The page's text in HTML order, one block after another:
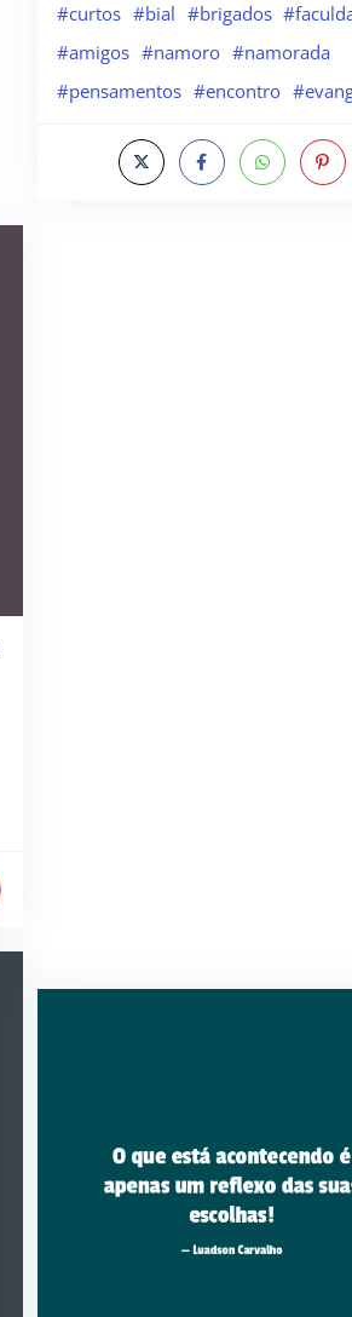
#curtos #bial #brigados
#amigos #namoro #namorada
#pensamentos #encontro